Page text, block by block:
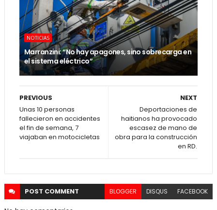
NOTICIAS
Marranzini: “No hay apagones, sino sobrecarga en
el sistema eléctrico”
NEXT
Deportaciones de
haitianos ha provocado
escasez de mano de
obra para la construcción
en RD.
PREVIOUS
Unas 10 personas
fallecieron en accidentes
el fin de semana, 7
viajaban en motocicletas
POST COMMENT BLOGGER DISQUS FACEBOOK